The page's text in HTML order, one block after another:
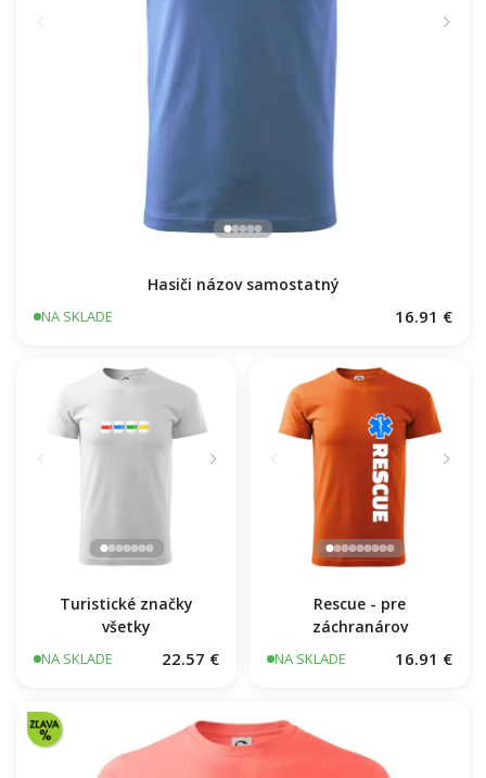
Hasiči názov samostatný
NA SKLADE 16.91 €
Turistické značky
všetky
NA SKLADE 22.57 €
Rescue - pre
záchranárov
NA SKLADE 16.91 €